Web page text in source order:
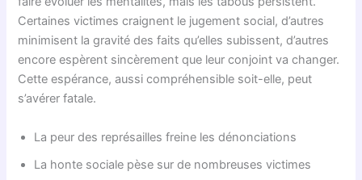
Certaines victimes craignent le jugement social, d’autres
minimisent la gravité des faits qu’elles subissent, d’autres
encore espèrent sincèrement que leur conjoint va changer.
Cette espérance, aussi compréhensible soit-elle, peut
s’avérer fatale.
La peur des représailles freine les dénonciations
La honte sociale pèse sur de nombreuses victimes